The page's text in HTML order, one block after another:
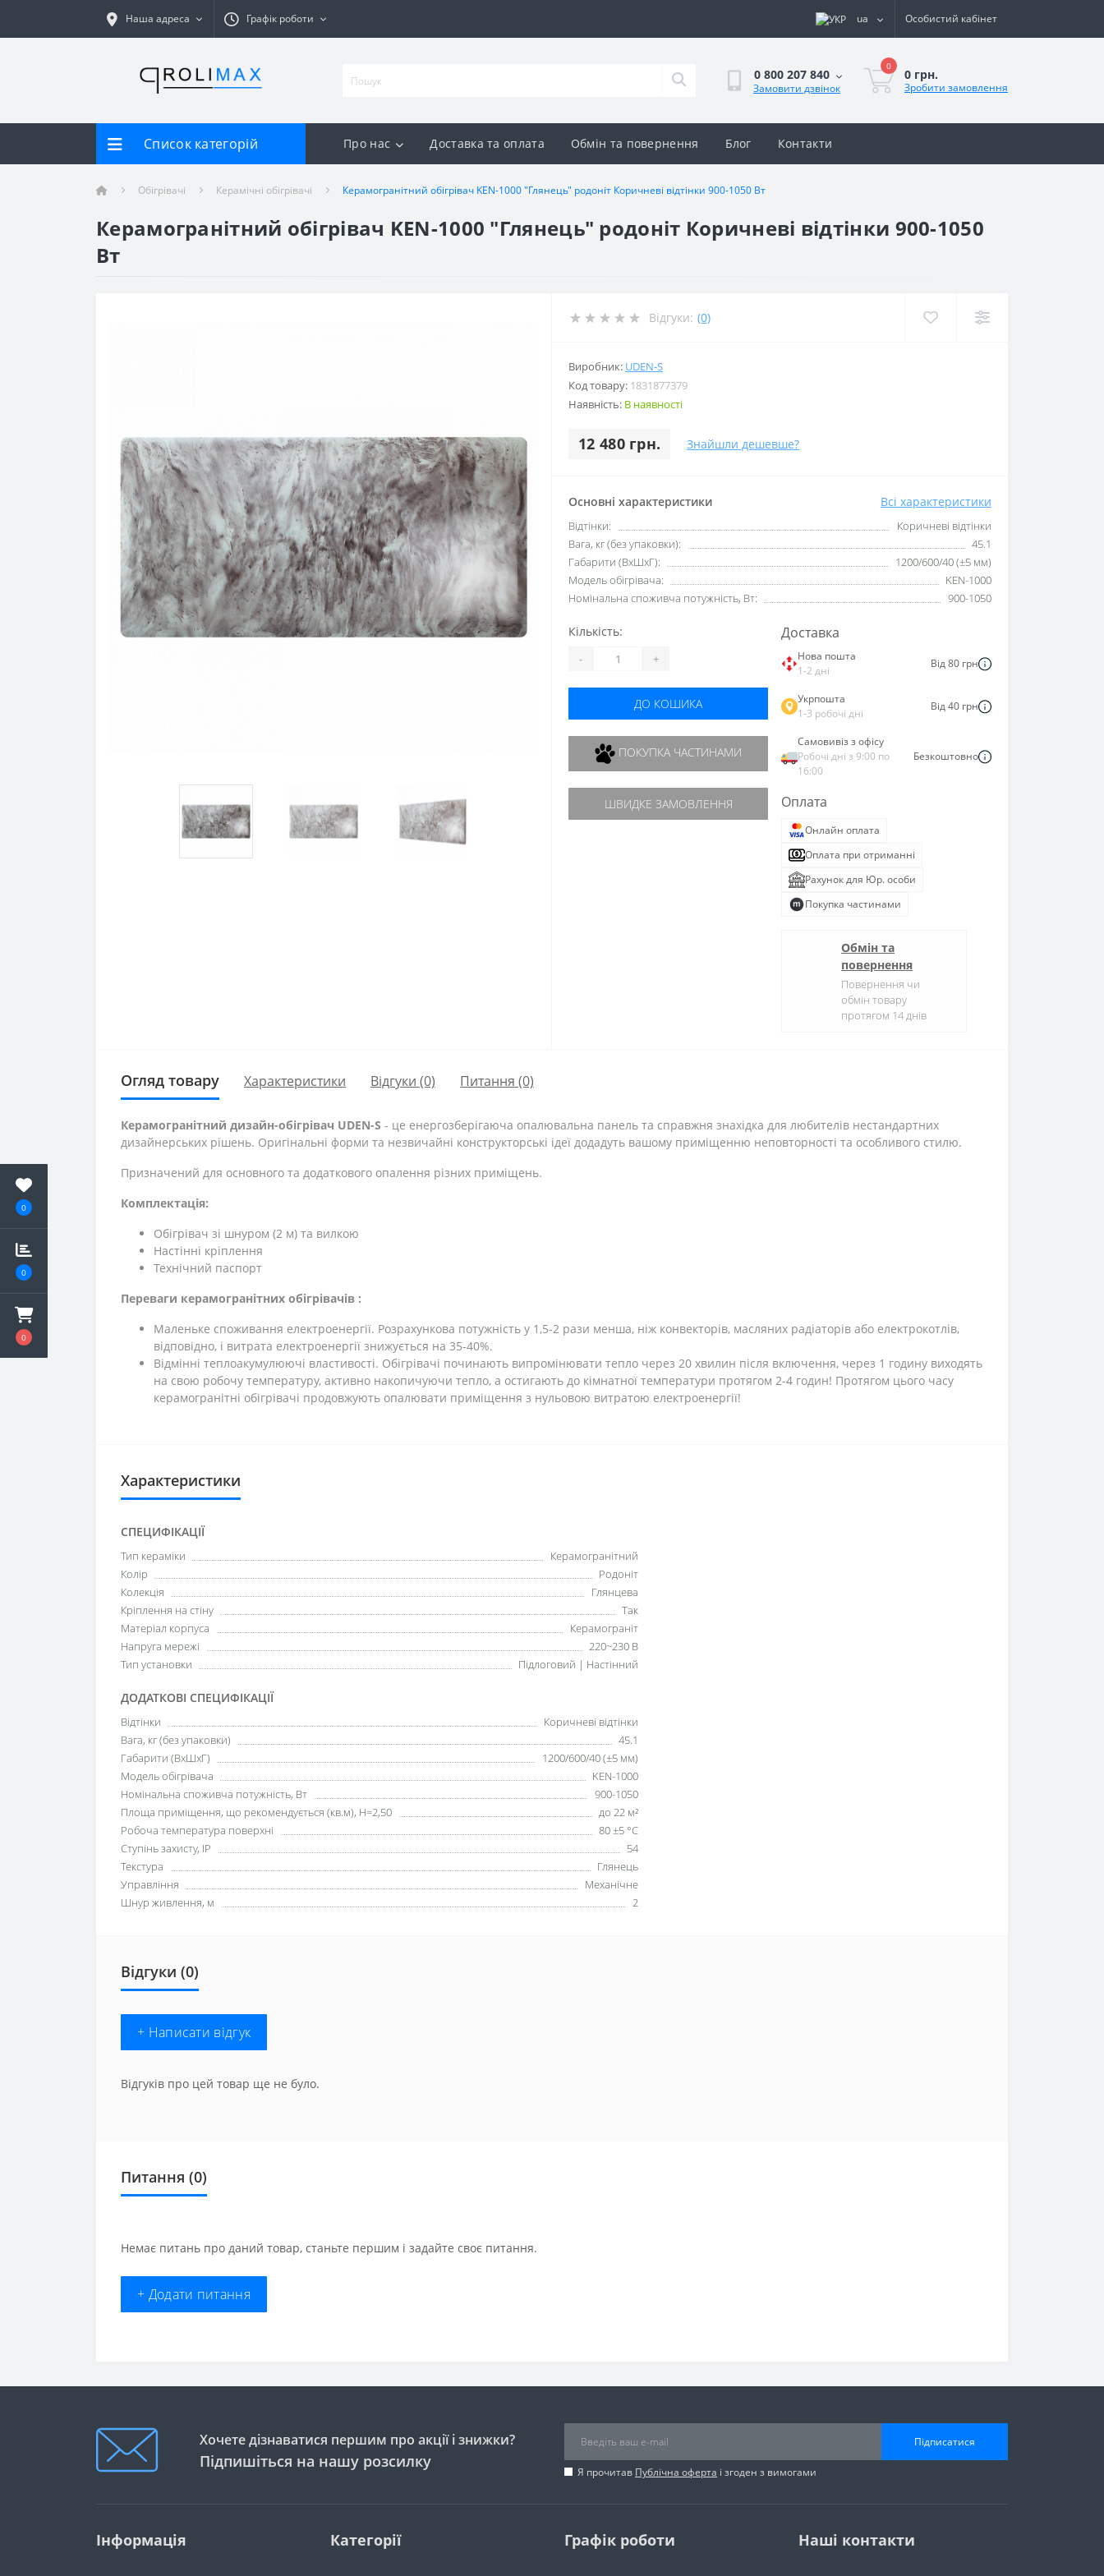
0
0
0
Наша адреса Графік роботи ua Особистий кабінет
0 800 207 840
Замовити дзвінок
0
0 грн.
Зробити замовлення
Список категорій Про нас Доставка та оплата Обмін та повернення Блог Контакти
Обігрівачі Керамічні обігрівачі Керамогранітний обігрівач KEN-1000 "Глянець" родоніт Коричневі відтінки 900-1050 Вт
Керамогранітний обігрівач KEN-1000 "Глянець" родоніт Коричневі відтінки 900-1050
Вт
Відгуки: (0)
Виробник: UDEN-S
Код товару: 1831877379
Наявність: В наявності
12 480 грн. Знайшли дешевше?
Основні характеристики Всі характеристики
Відтінки:
Коричневі відтінки
Вага, кг (без упаковки):
45.1
Габарити (ВхШхГ):
1200/600/40 (±5 мм)
Модель обігрівача:
KEN-1000
Номінальна споживча потужність, Вт:
900-1050
Кількість:
- +
ДО КОШИКА
ПОКУПКА ЧАСТИНАМИ
ШВИДКЕ ЗАМОВЛЕННЯ
Доставка
Нова пошта
1-2 дні
Від 80 грн
Укрпошта
1-3 робочі дні
Від 40 грн
Самовивіз з офісу
Робочі дні з 9:00 по
16:00
Безкоштовно
Оплата
Онлайн оплата
Оплата при отриманні
Рахунок для Юр. особи
Покупка частинами
Обмін та
повернення
Повернення чи
обмін товару
протягом 14 днів
Огляд товару Характеристики Відгуки (0) Питання (0)
Керамогранітний дизайн-обігрівач UDEN-S - це енергозберігаюча опалювальна панель та справжня знахідка для любителів нестандартних
дизайнерських рішень. Оригінальні форми та незвичайні конструкторські ідеї додадуть вашому приміщенню неповторності та особливого стилю.
Призначений для основного та додаткового опалення різних приміщень.
Комплектація:
Обігрівач зі шнуром (2 м) та вилкою
Настінні кріплення
Технічний паспорт
Переваги керамогранітних обігрівачів :
Маленьке споживання електроенергії. Розрахункова потужність у 1,5-2 рази менша, ніж конвекторів, масляних радіаторів або електрокотлів,
відповідно, і витрата електроенергії знижується на 35-40%.
Відмінні теплоакумулюючі властивості. Обігрівачі починають випромінювати тепло через 20 хвилин після включення, через 1 годину виходять
на свою робочу температуру, активно накопичуючи тепло, а остигають до кімнатної температури протягом 2-4 годин! Протягом цього часу
керамогранітні обігрівачі продовжують опалювати приміщення з нульовою витратою електроенергії!
Характеристики
СПЕЦИФІКАЦІЇ
Тип кераміки
Керамогранітний
Колір
Родоніт
Колекція
Глянцева
Кріплення на стіну
Так
Матеріал корпуса
Керамограніт
Напруга мережі
220~230 В
Тип установки
Підлоговий | Настінний
ДОДАТКОВІ СПЕЦИФІКАЦІЇ
Відтінки
Коричневі відтінки
Вага, кг (без упаковки)
45.1
Габарити (ВхШхГ)
1200/600/40 (±5 мм)
Модель обігрівача
KEN-1000
Номінальна споживча потужність, Вт
900-1050
Площа приміщення, що рекомендується (кв.м), H=2,50
до 22 м²
Робоча температура поверхні
80 ±5 °С
Ступінь захисту, IP
54
Текстура
Глянець
Управління
Механічне
Шнур живлення, м
2
Відгуки (0)
+ Написати відгук
Відгуків про цей товар ще не було.
Питання (0)
Немає питань про даний товар, станьте першим і задайте своє питання.
+ Додати питання
Хочете дізнаватися першим про акції і знижки?
Підпишіться на нашу розсилку
Підписатися
Я прочитав Публічна оферта і згоден з вимогами
Інформація Категорії Графік роботи Наші контакти